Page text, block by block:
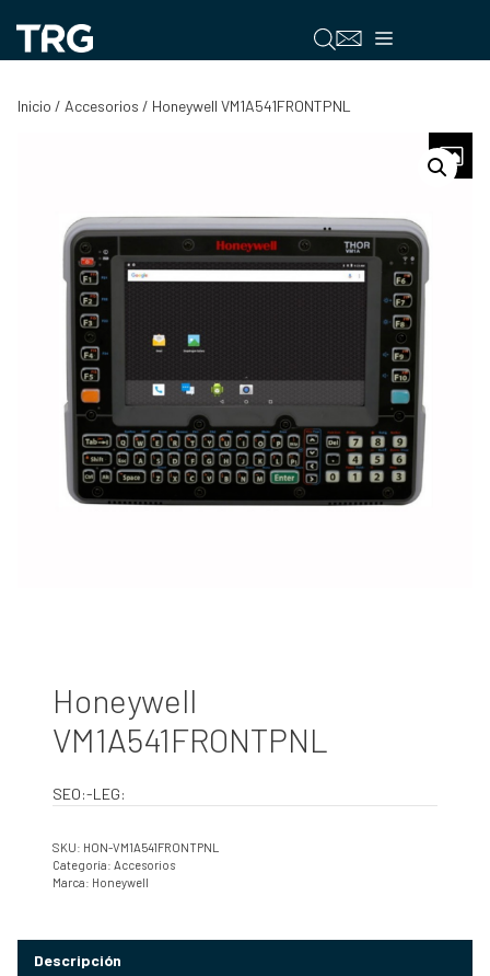
contenido
Menú
Inicio / Accesorios / Honeywell VM1A541FRONTPNL
Honeywell
VM1A541FRONTPNL
SEO:-LEG:
SKU: HON-VM1A541FRONTPNL
Categoría: Accesorios
Marca: Honeywell
Descripción